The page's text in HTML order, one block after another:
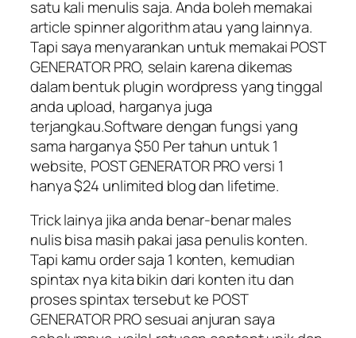
satu kali menulis saja. Anda boleh memakai
article spinner algorithm atau yang lainnya.
Tapi saya menyarankan untuk memakai POST
GENERATOR PRO, selain karena dikemas
dalam bentuk plugin wordpress yang tinggal
anda upload, harganya juga
terjangkau.Software dengan fungsi yang
sama harganya $50 Per tahun untuk 1
website, POST GENERATOR PRO versi 1
hanya $24 unlimited blog dan lifetime.
Trick lainya jika anda benar-benar males
nulis bisa masih pakai jasa penulis konten.
Tapi kamu order saja 1 konten, kemudian
spintax nya kita bikin dari konten itu dan
proses spintax tersebut ke POST
GENERATOR PRO sesuai anjuran saya